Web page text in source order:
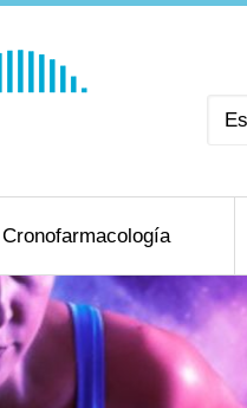
Elegir
Cronofarmacología